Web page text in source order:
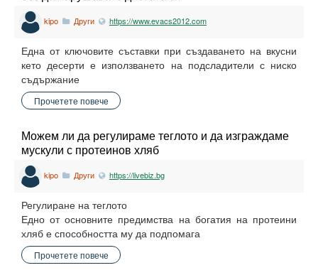
kipo Други https://www.evacs2012.com
Една от ключовите съставки при създаването на вкусни
кето десерти е използването на подсладители с ниско
съдържание
Прочетете повече
Можем ли да регулираме теглото и да изграждаме
мускули с протеинов хляб
kipo Други https://livebiz.bg
Регулиране на теглото
Едно от основните предимства на богатия на протеини
хляб е способността му да подпомага
Прочетете повече